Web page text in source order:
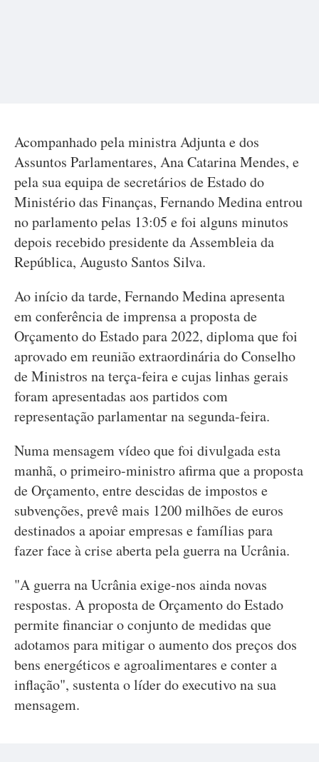
Acompanhado pela ministra Adjunta e dos
Assuntos Parlamentares, Ana Catarina Mendes, e
pela sua equipa de secretários de Estado do
Ministério das Finanças, Fernando Medina entrou
no parlamento pelas 13:05 e foi alguns minutos
depois recebido presidente da Assembleia da
República, Augusto Santos Silva.
Ao início da tarde, Fernando Medina apresenta
em conferência de imprensa a proposta de
Orçamento do Estado para 2022, diploma que foi
aprovado em reunião extraordinária do Conselho
de Ministros na terça-feira e cujas linhas gerais
foram apresentadas aos partidos com
representação parlamentar na segunda-feira.
Numa mensagem vídeo que foi divulgada esta
manhã, o primeiro-ministro afirma que a proposta
de Orçamento, entre descidas de impostos e
subvenções, prevê mais 1200 milhões de euros
destinados a apoiar empresas e famílias para
fazer face à crise aberta pela guerra na Ucrânia.
"A guerra na Ucrânia exige-nos ainda novas
respostas. A proposta de Orçamento do Estado
permite financiar o conjunto de medidas que
adotamos para mitigar o aumento dos preços dos
bens energéticos e agroalimentares e conter a
inflação", sustenta o líder do executivo na sua
mensagem.